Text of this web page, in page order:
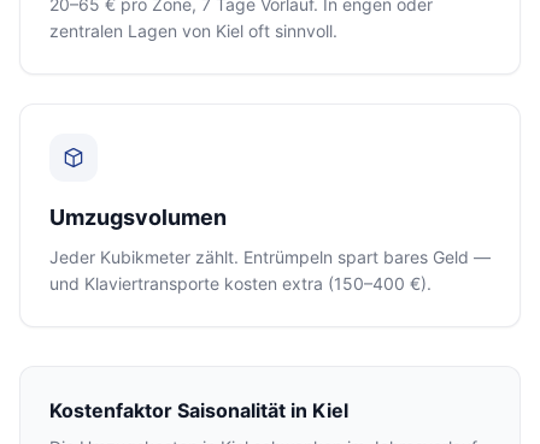
20–65 € pro Zone, 7 Tage Vorlauf. In engen oder
zentralen Lagen von Kiel oft sinnvoll.
Umzugsvolumen
Jeder Kubikmeter zählt. Entrümpeln spart bares Geld —
und Klaviertransporte kosten extra (150–400 €).
Kostenfaktor Saisonalität in Kiel